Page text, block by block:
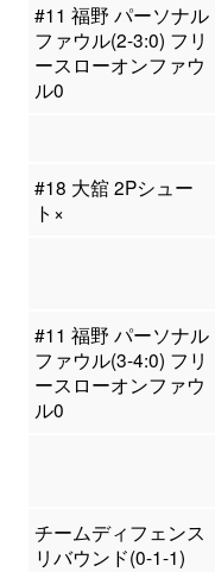
#11 福野 パーソナル
ファウル(2-3:0) フリ
ースローオンファウ
ル0
#18 大舘 2Pシュー
ト×
#11 福野 パーソナル
ファウル(3-4:0) フリ
ースローオンファウ
ル0
チームディフェンス
リバウンド(0-1-1)